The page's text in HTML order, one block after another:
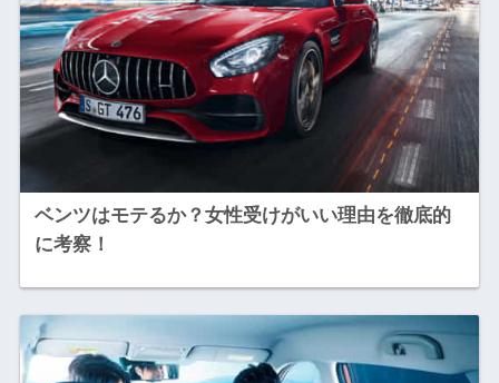
ベンツはモテるか？女性受けがいい理由を徹底的
に考察！